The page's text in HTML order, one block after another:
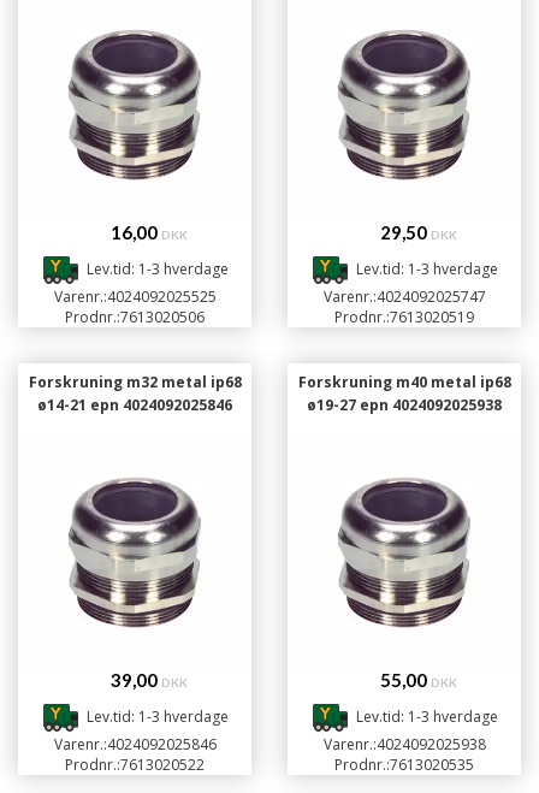
16,00 DKK
Lev.tid: 1-3 hverdage
Varenr.:4024092025525
Prodnr.:7613020506
29,50 DKK
Lev.tid: 1-3 hverdage
Varenr.:4024092025747
Prodnr.:7613020519
Forskruning m32 metal ip68
ø14-21 epn 4024092025846
39,00 DKK
Lev.tid: 1-3 hverdage
Varenr.:4024092025846
Prodnr.:7613020522
Forskruning m40 metal ip68
ø19-27 epn 4024092025938
55,00 DKK
Lev.tid: 1-3 hverdage
Varenr.:4024092025938
Prodnr.:7613020535